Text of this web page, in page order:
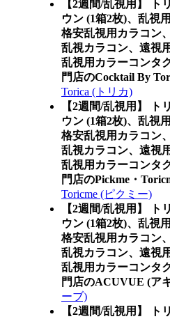
【2週間/乱視用】 ト
ウン (1箱2枚)、乱視
格安乱視用カラコン
乱視カラコン、遠視
乱視用カラーコンタ
門店のCocktail By
Torica (トリカ)
【2週間/乱視用】 ト
ウン (1箱2枚)、乱視
格安乱視用カラコン
乱視カラコン、遠視
乱視用カラーコンタ
門店のPickme・
Toricme (ピクミー)
【2週間/乱視用】 ト
ウン (1箱2枚)、乱視
格安乱視用カラコン
乱視カラコン、遠視
乱視用カラーコンタ
門店のACUVUE (ア
ーブ)
【2週間/乱視用】 ト